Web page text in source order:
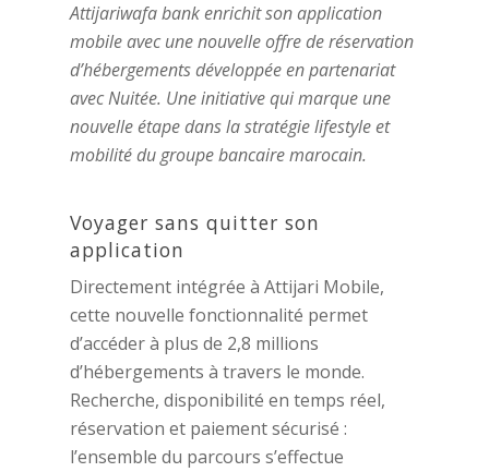
Attijariwafa bank enrichit son application
mobile avec une nouvelle offre de réservation
d’hébergements développée en partenariat
avec Nuitée. Une initiative qui marque une
nouvelle étape dans la stratégie lifestyle et
mobilité du groupe bancaire marocain.
Voyager sans quitter son
application
Directement intégrée à Attijari Mobile,
cette nouvelle fonctionnalité permet
d’accéder à plus de 2,8 millions
d’hébergements à travers le monde.
Recherche, disponibilité en temps réel,
réservation et paiement sécurisé :
l’ensemble du parcours s’effectue